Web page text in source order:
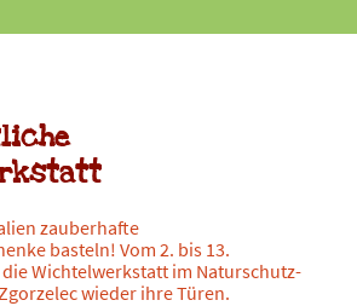
zauberhafte
basteln! Vom 2. bis 13.
Wichtelwerkstatt im Naturschutz-
wieder ihre Türen.